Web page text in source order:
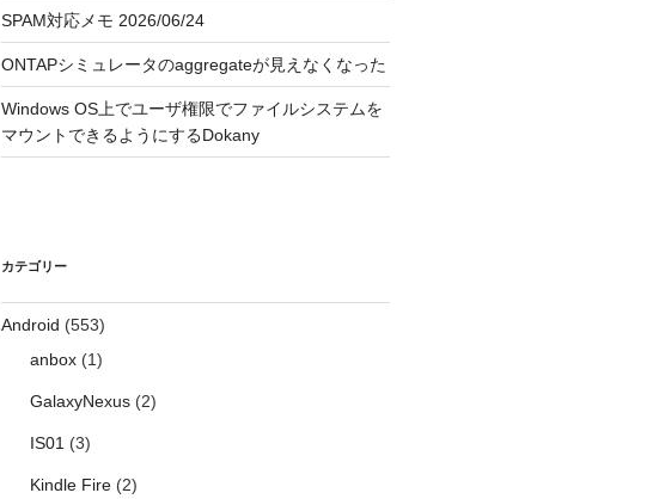
SPAM対応メモ 2026/06/24
ONTAPシミュレータのaggregateが見えなくなった
Windows OS上でユーザ権限でファイルシステムを
マウントできるようにするDokany
カテゴリー
Android (553)
anbox(1)
GalaxyNexus(2)
IS01 (3)
Kindle Fire(2)